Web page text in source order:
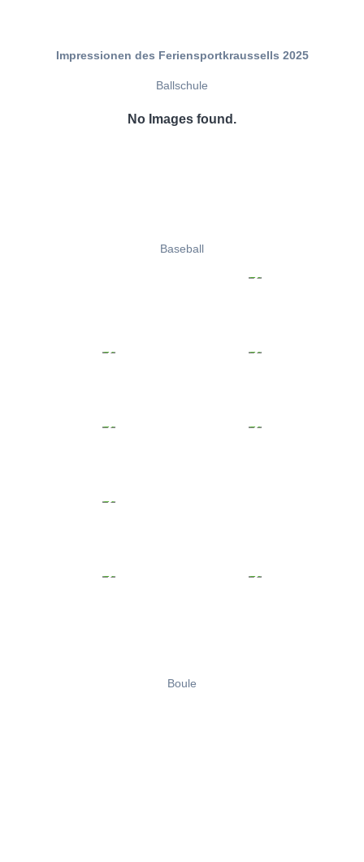
Impressionen des Feriensportkraussells 2025
Ballschule
No Images found.
Baseball
Boule